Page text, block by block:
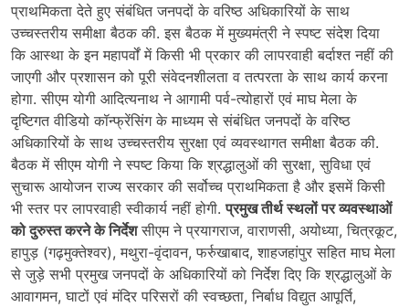
प्राथमिकता देते हुए संबंधित जनपदों के वरिष्ठ अधिकारियों के साथ
उच्चस्तरीय समीक्षा बैठक की. इस बैठक में मुख्यमंत्री ने स्पष्ट संदेश दिया
कि आस्था के इन महापर्वों में किसी भी प्रकार की लापरवाही बर्दाश्त नहीं की
जाएगी और प्रशासन को पूरी संवेदनशीलता व तत्परता के साथ कार्य करना
होगा. सीएम योगी आदित्यनाथ ने आगामी पर्व-त्योहारों एवं माघ मेला के
दृष्टिगत वीडियो कॉन्फ्रेंसिंग के माध्यम से संबंधित जनपदों के वरिष्ठ
अधिकारियों के साथ उच्चस्तरीय सुरक्षा एवं व्यवस्थागत समीक्षा बैठक की.
बैठक में सीएम योगी ने स्पष्ट किया कि श्रद्धालुओं की सुरक्षा, सुविधा एवं
सुचारू आयोजन राज्य सरकार की सर्वोच्च प्राथमिकता है और इसमें किसी
भी स्तर पर लापरवाही स्वीकार्य नहीं होगी.प्रमुख तीर्थ स्थलों पर व्यवस्थाओं
को दुरुस्त करने के निर्देशसीएम ने प्रयागराज, वाराणसी, अयोध्या, चित्रकूट,
हापुड़ (गढ़मुक्तेश्वर), मथुरा-वृंदावन, फर्रुखाबाद, शाहजहांपुर सहित माघ मेला
से जुड़े सभी प्रमुख जनपदों के अधिकारियों को निर्देश दिए कि श्रद्धालुओं के
आवागमन, घाटों एवं मंदिर परिसरों की स्वच्छता, निर्बाध विद्युत आपूर्ति,